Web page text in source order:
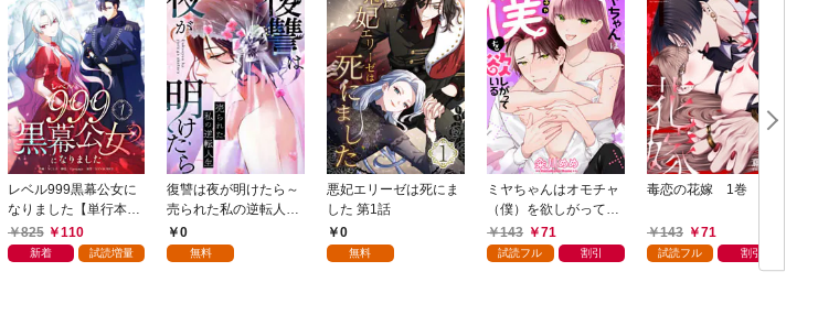
レベル999黒幕公女に
なりました【単行本
版】 1巻
825 110
新着 試読増量
復讐は夜が明けたら～
売られた私の逆転人生
(1)0
無料
悪妃エリーゼは死にま
した 第1話
0
無料
ミヤちゃんはオモチャ
（僕）を欲しがってい
る 1巻
143 71
試読フル 割引
毒恋の花嫁 1巻
143 71
試読フル 割引